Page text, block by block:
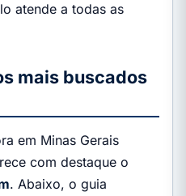
atende a todas as
mais buscados
em Minas Gerais
com destaque o
. Abaixo, o guia